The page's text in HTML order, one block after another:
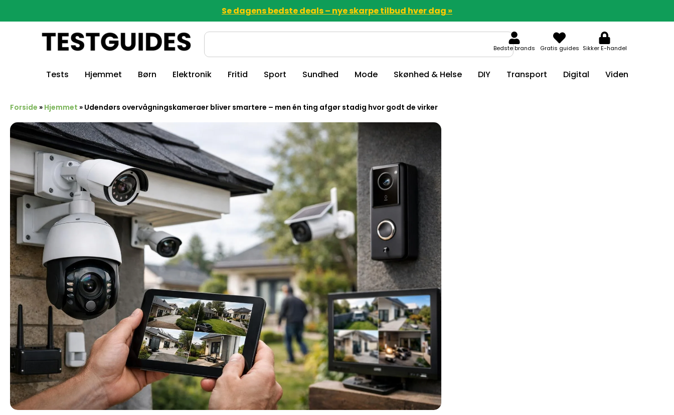
Se dagens bedste deals – nye skarpe tilbud hver dag »
Bedste brands Gratis guides Sikker E-handel
Tests Hjemmet Børn Elektronik Fritid Sport Sundhed Mode Skønhed & Helse DIY Transport Digital Viden
Forside » Hjemmet » Udendørs overvågningskameraer bliver smartere – men én ting afgør stadig hvor godt de virker